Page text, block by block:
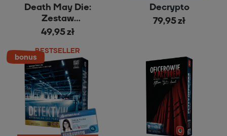
Death May Die:
Zestaw
Dodatkowych Kości
49,95 zł
Decrypto
79,95 zł
BESTSELLER